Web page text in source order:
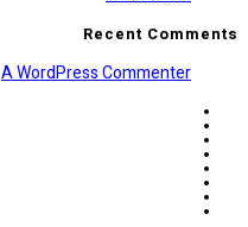
Recent Comments
A WordPress Commenter